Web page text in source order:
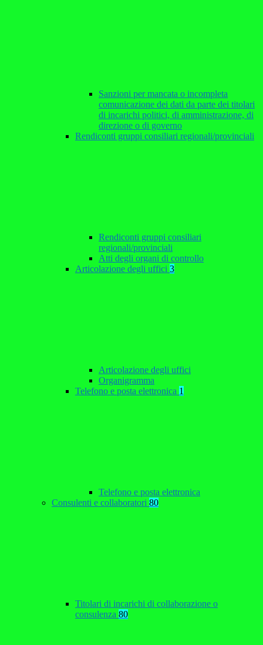
Sanzioni per mancata o incompleta
comunicazione dei dati da parte dei titolari
di incarichi politici, di amministrazione, di
direzione o di governo
Rendiconti gruppi consiliari regionali/provinciali
Rendiconti gruppi consiliari
regionali/provinciali
Atti degli organi di controllo
Articolazione degli uffici 3
Articolazione degli uffici
Organigramma
Telefono e posta elettronica 1
Telefono e posta elettronica
Consulenti e collaboratori 80
Titolari di incarichi di collaborazione o
consulenza 80